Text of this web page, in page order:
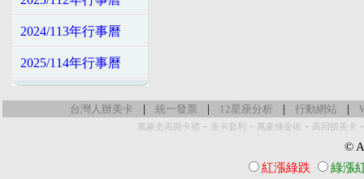
2024/113年行事曆
2025/114年行事曆
台灣人辦美卡 | 統一發票 | 12星座分析 | 行動網站 |
萬豪史高開卡禮 - 美卡套利 - 萬豪煉金術 - 高回饋美卡
©
紅漲綠跌
綠漲